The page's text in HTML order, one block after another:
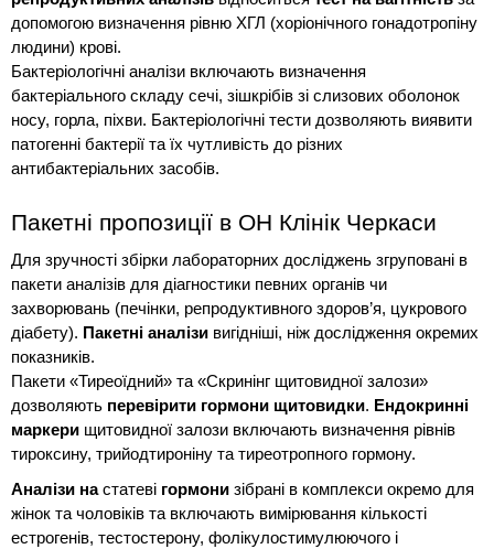
допомогою визначення рівню ХГЛ (хоріонічного гонадотропіну
людини) крові.
Бактеріологічні аналізи включають визначення
бактеріального складу сечі, зішкрібів зі слизових оболонок
носу, горла, піхви. Бактеріологічні тести дозволяють виявити
патогенні бактерії та їх чутливість до різних
антибактеріальних засобів.
Пакетні пропозиції в ОН Клінік Черкаси
Для зручності збірки лабораторних досліджень згруповані в
пакети аналізів для діагностики певних органів чи
захворювань (печінки, репродуктивного здоров’я, цукрового
діабету). Пакетні аналізи вигідніші, ніж дослідження окремих
показників.
Пакети «Тиреоїдний» та «Скринінг щитовидної залози»
дозволяють перевірити гормони щитовидки. Ендокринні
маркери щитовидної залози включають визначення рівнів
тироксину, трийодтироніну та тиреотропного гормону.
Аналізи на статеві гормони зібрані в комплекси окремо для
жінок та чоловіків та включають вимірювання кількості
естрогенів, тестостерону, фолікулостимулюючого і